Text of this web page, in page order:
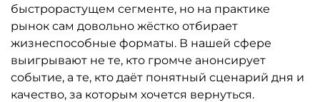
быстрорастущем сегменте, но на практике
рынок сам довольно жёстко отбирает
жизнеспособные форматы. В нашей сфере
выигрывают не те, кто громче анонсирует
событие, а те, кто даёт понятный сценарий дня и
качество, за которым хочется вернуться.